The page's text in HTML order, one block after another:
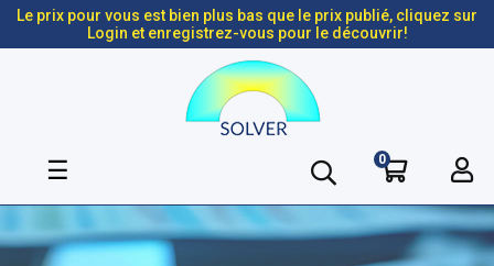
Le prix pour vous est bien plus bas que le prix publié, cliquez sur
Login et enregistrez-vous pour le découvrir!
Basculer
navigation
☰ 0